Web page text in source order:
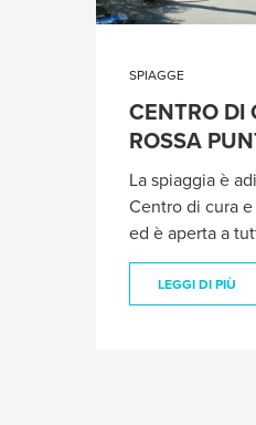
SPIAGGE
CENTRO DI
ROSSA
La spiaggia è
Centro di cura
ed è aperta a
LEGGI DI PIÙ